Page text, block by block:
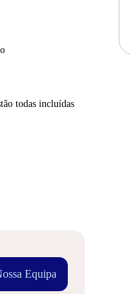
todas incluídas
Equipa